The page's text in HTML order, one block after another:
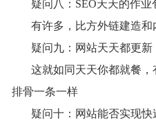
疑问八：SEO天天的作业
有许多，比方外链建造
疑问九：网站天天都更
这就如同天天你都就餐
排骨一条一样
疑问十：网站能否实现快